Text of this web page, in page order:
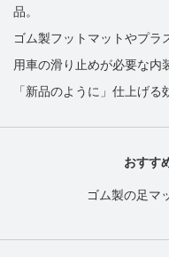
品。
ゴム製フットマットやプラ
用車の滑り止めが必要な内
「新品のように」仕上げる
おすす
ゴム製の足マ